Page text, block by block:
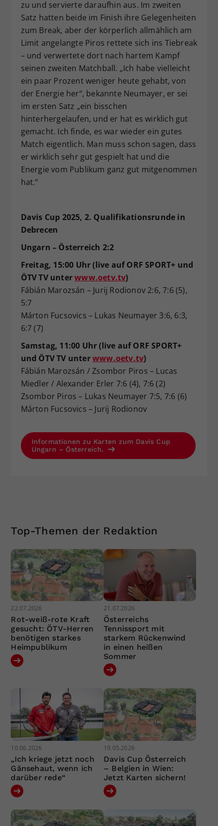
zu und servierte daraufhin aus. Im zweiten
Satz hatten beide im Finish ihre Gelegenheiten
zum Break, aber der körperlich allmählich am
Limit angelangte Piros rettete sich ins Tiebreak
– und verwertete dort nach hartem Kampf
seinen zweiten Matchball. „Ich habe vielleicht
ein paar Prozent weniger heute gehabt, von
der Energie her“, bekannte Neumayer, er sei
im ersten Satz „ein bisschen
hinterhergelaufen, und er hat es wirklich gut
gemacht. Ich finde, es war wieder ein gutes
Match eigentlich. Man muss schon sagen, dass
er wirklich sehr gut gespielt hat und die
Energie vom Publikum ganz gut mitgenommen
hat.“
Davis Cup 2025, 2. Qualifikationsrunde in
Debrecen
Ungarn – Österreich 2:2
Freitag, 15:00 Uhr (live auf ORF SPORT+ und
ÖTV TV unterwww.oetv.tv)
Fábián Marozsán – Jurij Rodionov 2:6, 7:6 (5),
5:7
Márton Fucsovics – Lukas Neumayer 3:6, 6:3,
6:7 (7)
Samstag, 11:00 Uhr (live auf ORF SPORT+
und ÖTV TV unterwww.oetv.tv)
Fábián Marozsán / Zsombor Piros – Lucas
Miedler / Alexander Erler 7:6 (4), 7:6 (2)
Zsombor Piros – Lukas Neumayer 7:5, 7:6 (6)
Márton Fucsovics – Jurij Rodionov
Informationen zu Karten zum Davis Cup
Ungarn – Österreich.
Top-Themen der Redaktion
22.07.2026
Rot-weiß-rote Kraft
gesucht: ÖTV-Herren
benötigen starkes
Heimpublikum
21.07.2026
Österreichs
Tennissport mit
starkem Rückenwind
in einen heißen
Sommer
10.06.2026
„Ich kriege jetzt noch
Gänsehaut, wenn ich
darüber rede“
19.05.2026
Davis Cup Österreich
– Belgien in Wien:
Jetzt Karten sichern!